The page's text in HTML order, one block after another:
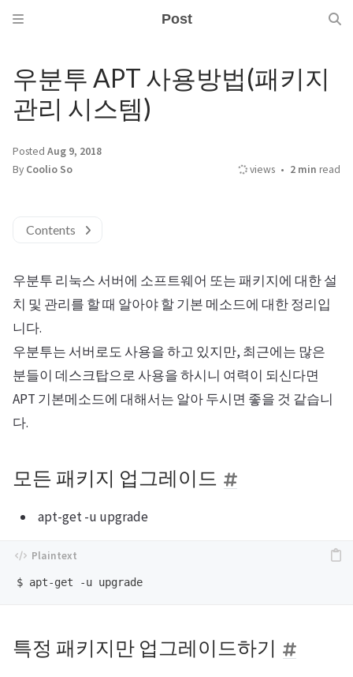
Post
우분투 APT 사용방법(패키지
관리 시스템)
Posted Aug 9, 2018
By Coolio So views 2 min read
Contents
우분투 리눅스 서버에 소프트웨어 또는 패키지에 대한 설
치 및 관리를 할 때 알아야 할 기본 메소드에 대한 정리입
니다.
우분투는 서버로도 사용을 하고 있지만, 최근에는 많은
분들이 데스크탑으로 사용을 하시니 여력이 되신다면
APT 기본메소드에 대해서는 알아 두시면 좋을 것 같습니
다.
모든 패키지 업그레이드
apt-get -u upgrade
특정 패키지만 업그레이드하기